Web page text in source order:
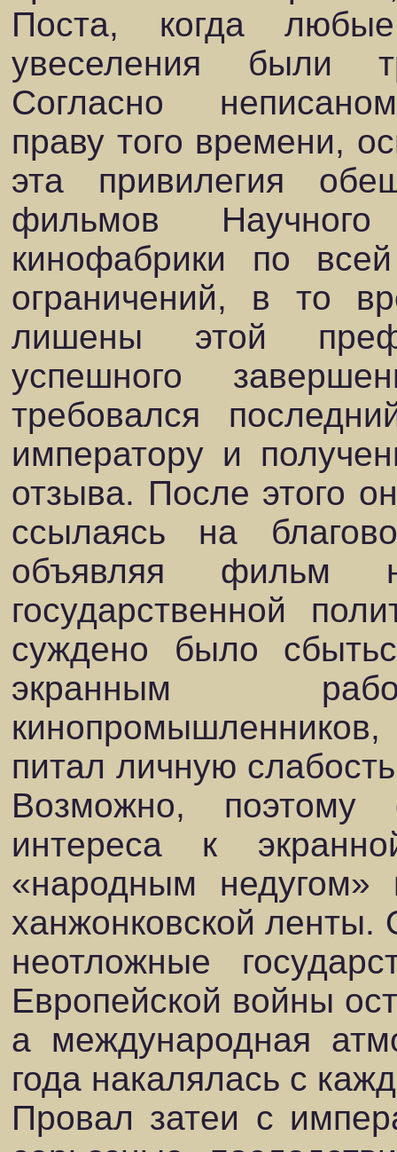
Поста, когда
увеселения были
Согласно
праву того времени,
эта привилегия
фильмов Научного
кинофабрики по
ограничений, в то
лишены этой
успешного
требовался
императору и
отзыва. После этого
ссылаясь на
объявляя фильм
государственной
суждено было
экранным
питал личную
Возможно,
интереса к
«народным недугом»
ханжонковской ленты.
неотложные
Европейской войны
а международная
года накалялась с
Провал затеи с